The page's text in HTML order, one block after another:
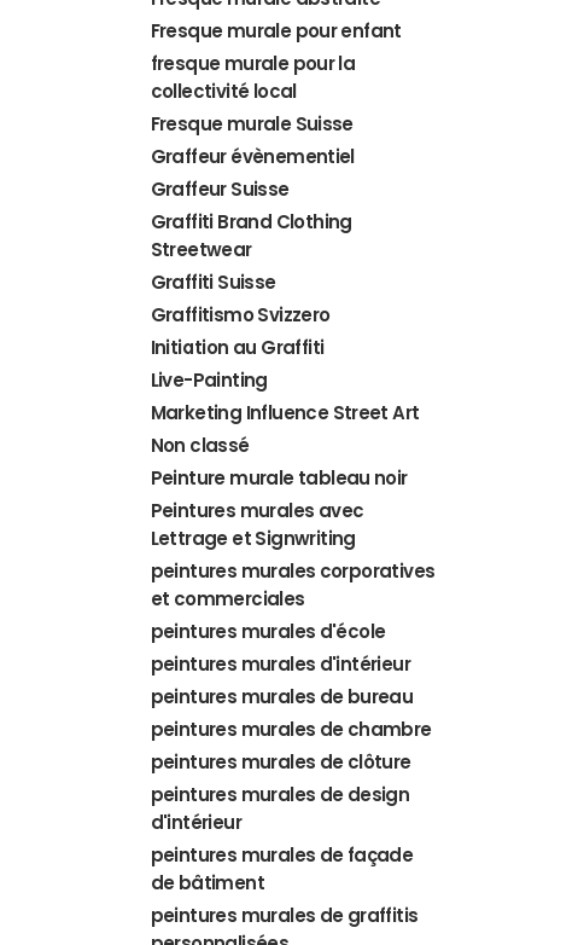
Fresque murale pour enfant
fresque murale pour la
collectivité local
Fresque murale Suisse
Graffeur évènementiel
Graffeur Suisse
Graffiti Brand Clothing
Streetwear
Graffiti Suisse
Graffitismo Svizzero
Initiation au Graffiti
Live-Painting
Marketing Influence Street Art
Non classé
Peinture murale tableau noir
Peintures murales avec
Lettrage et Signwriting
peintures murales corporatives
et commerciales
peintures murales d'école
peintures murales d'intérieur
peintures murales de bureau
peintures murales de chambre
peintures murales de clôture
peintures murales de design
d'intérieur
peintures murales de façade
de bâtiment
peintures murales de graffitis